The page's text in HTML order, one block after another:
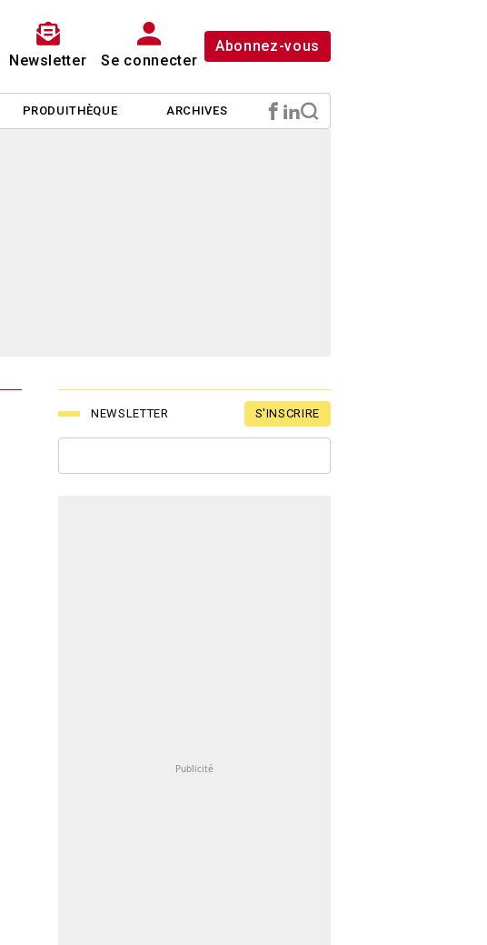
Newsletter Se connecter
Abonnez-vous
PRODUITHÈQUE ARCHIVES
NEWSLETTER S'INSCRIRE